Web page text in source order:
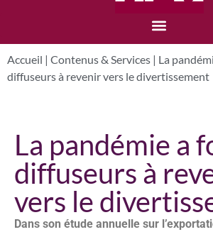
Accueil | Contenus & Services | La
diffuseurs à revenir vers le divertissement
La pandémie a
diffuseurs à
vers le
Dans son étude annuelle sur